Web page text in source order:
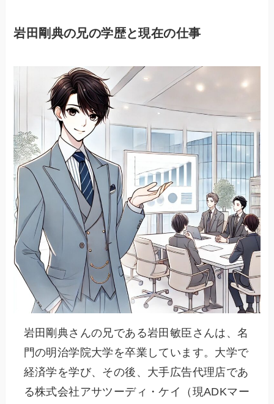
岩田剛典の兄の学歴と現在の仕事
岩田剛典さんの兄である岩田敏臣さんは、名
門の明治学院大学を卒業しています。大学で
経済学を学び、その後、大手広告代理店であ
る株式会社アサツーディ・ケイ（現ADKマー